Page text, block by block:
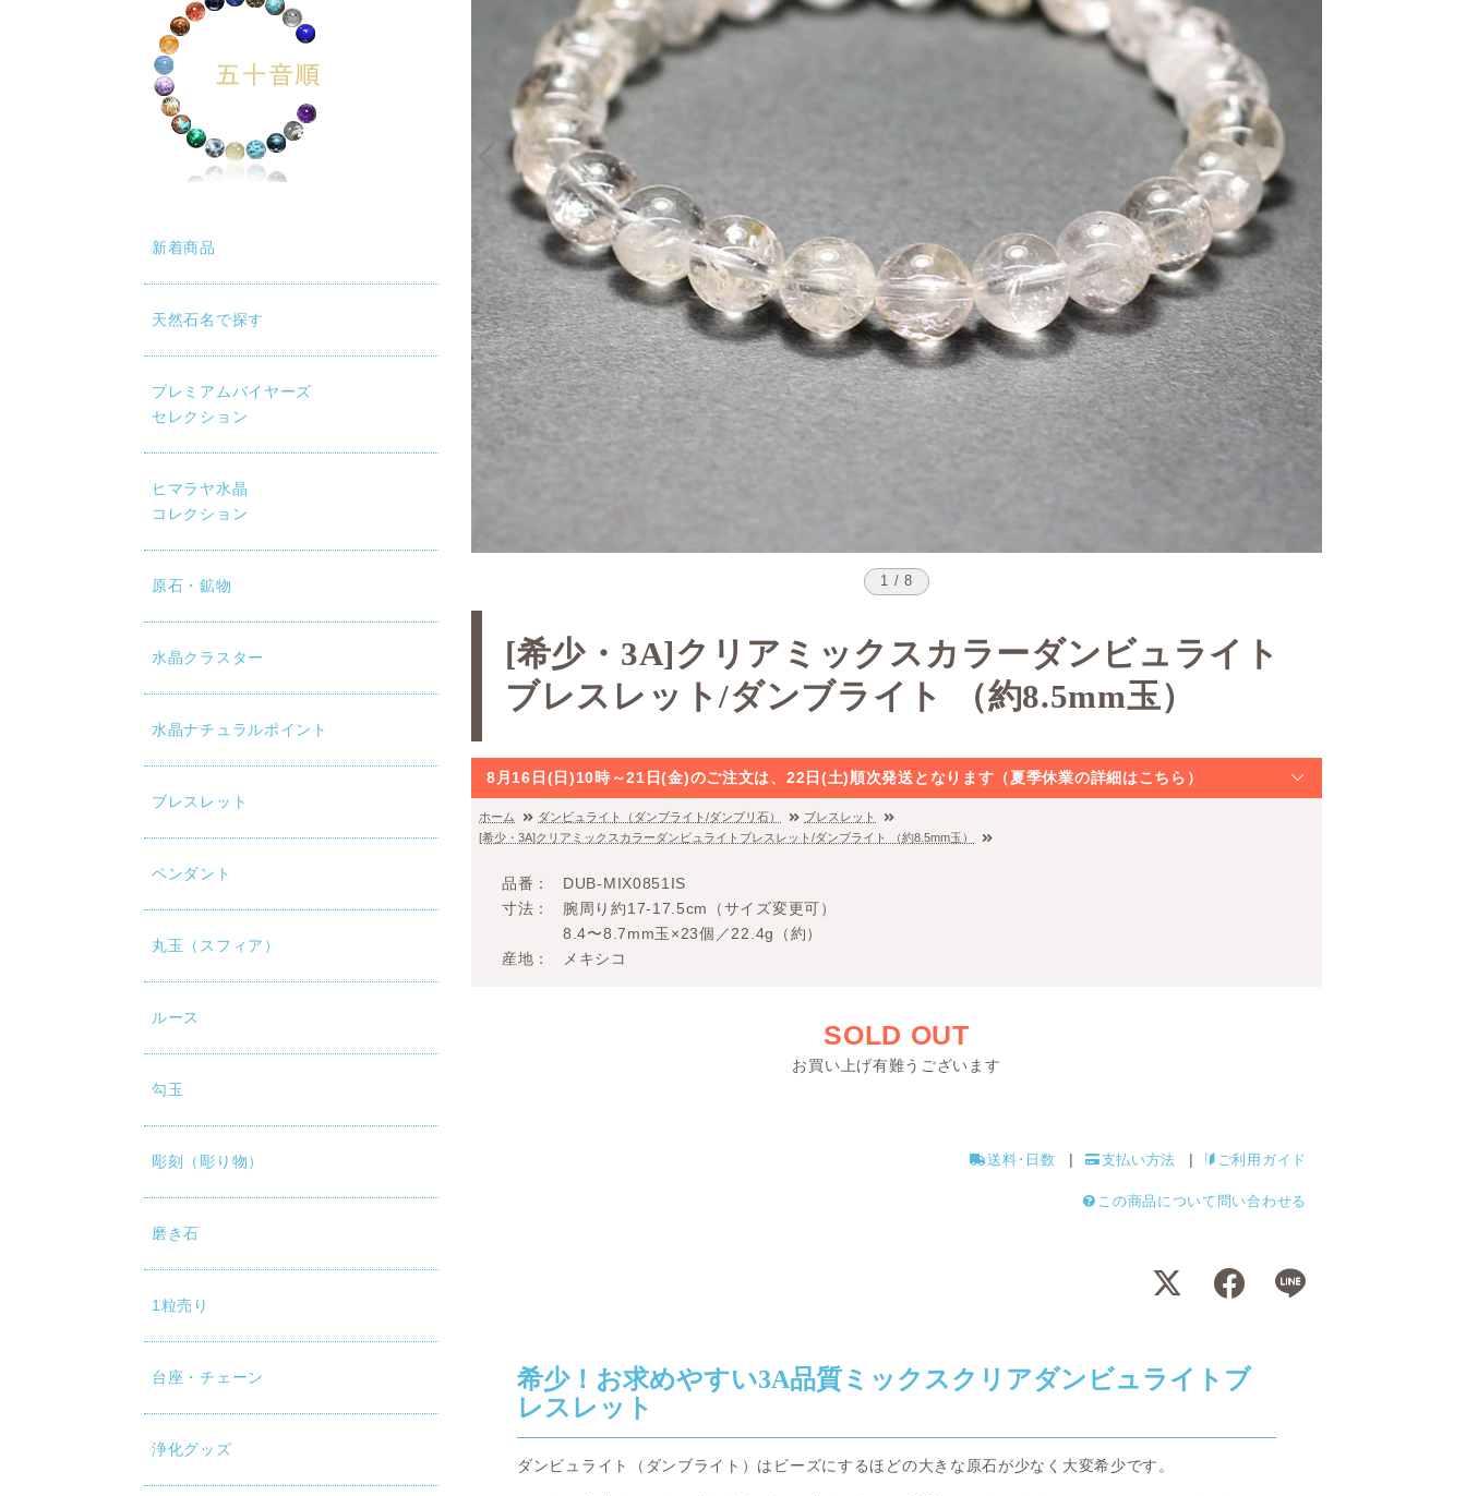
新着商品
天然石名で探す
プレミアムバイヤーズ
セレクション
ヒマラヤ水晶
コレクション
原石・鉱物
水晶クラスター
水晶ナチュラルポイント
ブレスレット
ペンダント
丸玉（スフィア）
ルース
勾玉
彫刻（彫り物）
磨き石
1粒売り
台座・チェーン
浄化グッズ
生時に画質が低い場合は、設定（⚙）から「1080p HD」
1 / 8
[希少・3A]クリアミックスカラーダンビュライト
ブレスレット/ダンブライト （約8.5mm玉）
8月16日(日)10時～21日(金)のご注文は、22日(土)順次発送となります（夏季休業の詳細はこちら）
ホーム ダンビュライト（ダンブライト/ダンブリ石）
ブレスレット
[希少・3A]クリアミックスカラーダンビュライトブレスレット/ダンブライト （約8.5mm玉）
品番
DUB-MIX0851IS
寸法
腕周り約17-17.5cm（サイズ変更可）
8.4〜8.7mm玉×23個／22.4g（約）
産地
メキシコ
SOLD OUT
お買い上げ有難うございます
送料･日数 支払い方法 ご利用ガイド
この商品について問い合わせる
希少！お求めやすい3A品質ミックスクリアダンビュライトブ
レスレット
ダンビュライト（ダンブライト）はビーズにするほどの大きな原石が少なく大変希少です。